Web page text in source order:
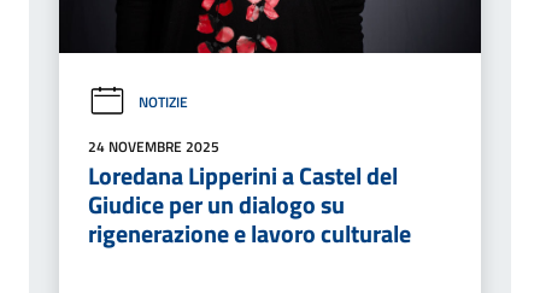
NOTIZIE
24 NOVEMBRE 2025
Loredana Lipperini a Castel del
Giudice per un dialogo su
rigenerazione e lavoro culturale